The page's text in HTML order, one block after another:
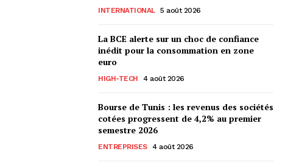
INTERNATIONAL 5 août 2026
La BCE alerte sur un choc de confiance
inédit pour la consommation en zone
euro
HIGH-TECH 4 août 2026
Bourse de Tunis : les revenus des sociétés
cotées progressent de 4,2% au premier
semestre 2026
ENTREPRISES 4 août 2026